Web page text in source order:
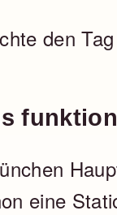
den
eine